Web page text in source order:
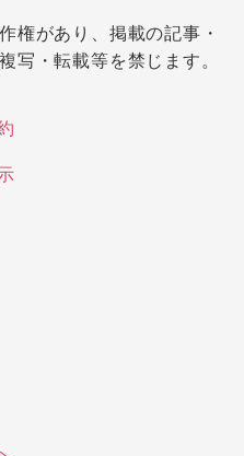
権があり、掲載の記事・
写・転載等を禁じます。